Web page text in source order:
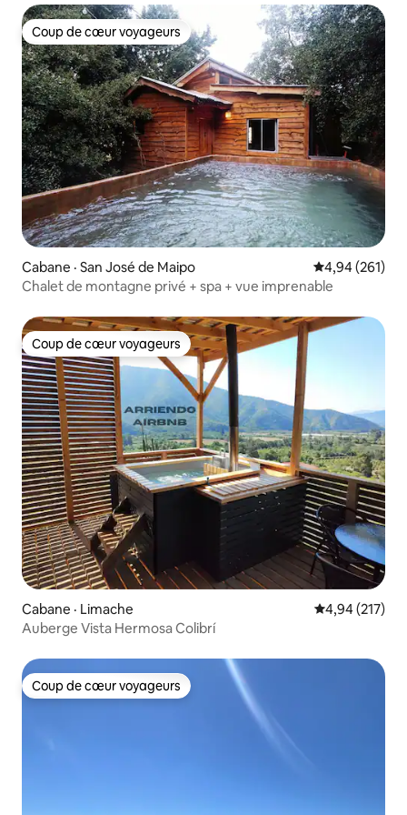
Coup de cœur voyageurs
Coup de cœur voyageurs
Cabane · San José de Maipo Note
4,94 (261)
Chalet de montagne privé + spa + vue imprenable
Coup de cœur voyageurs
Coup de cœur voyageurs
Cabane · Limache Note
4,94 (217)
Auberge Vista Hermosa Colibrí
Coup de cœur voyageurs
Coup de cœur voyageurs